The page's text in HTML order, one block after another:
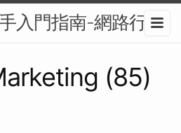
入門指南-網路行銷
(85)